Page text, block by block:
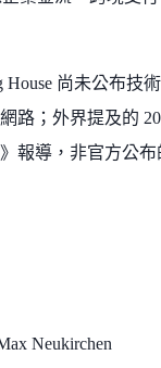
House 尚未公布技
路；外界提及的
報導，非官方公布
Neukirchen